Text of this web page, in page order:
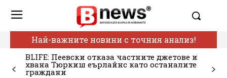
Най-важните новини с точния анализ!
BLIFE: Пеевски отказа частните джетове и
хвана Тюркиш еърлайнс като останалите
граждани